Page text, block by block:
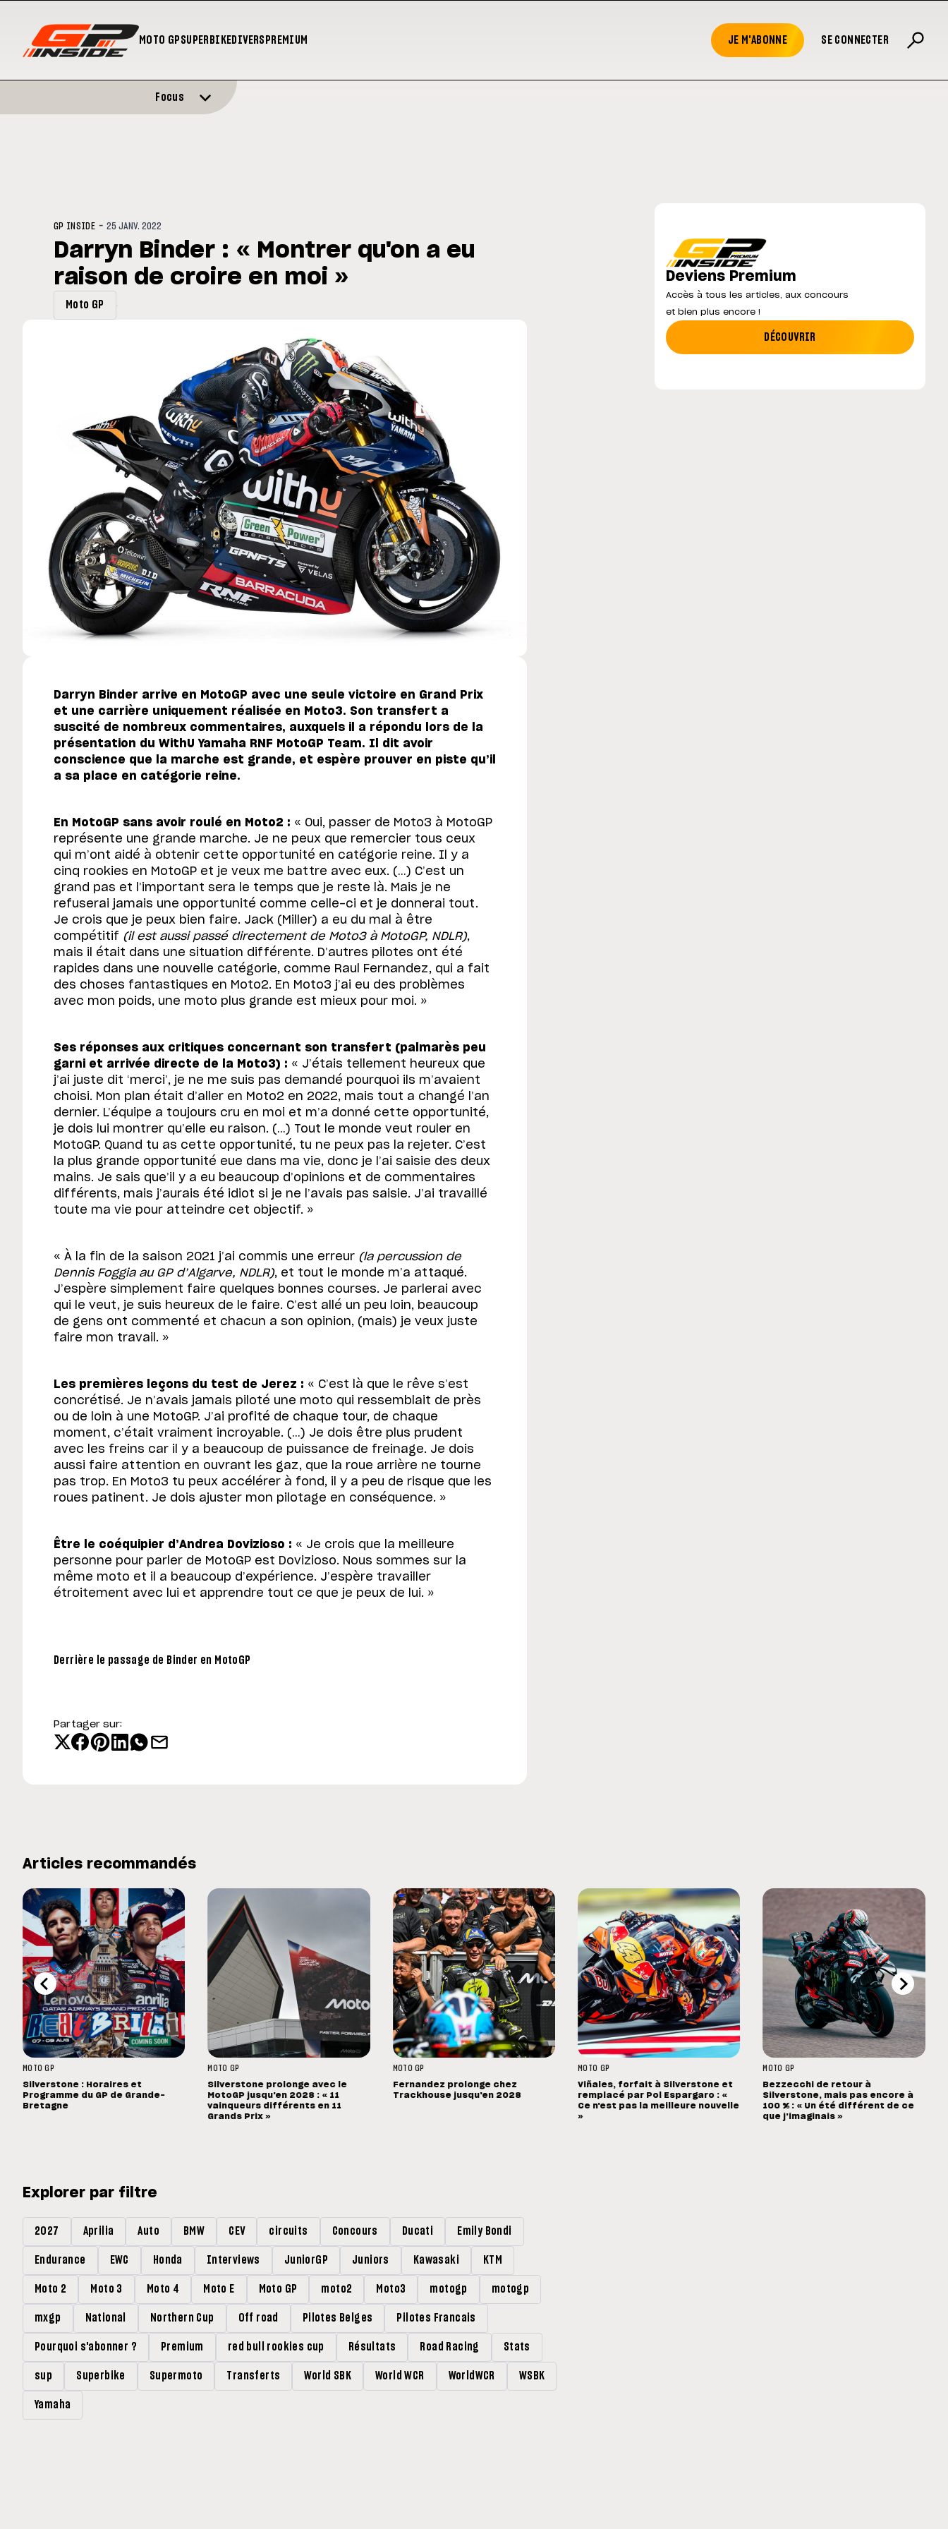
MOTO GPSUPERBIKEDIVERS PREMIUM JE M'ABONNE SE CONNECTER
Silverstone : Horaires et Programme du GP de
Grande-Bretagne
Zarco évite l'opération et vise un retour en
MotoGP : les cinq constructeurs signent un
Focus
GP INSIDE -25 JANV. 2022
Darryn Binder : « Montrer qu'on a eu
raison de croire en moi »
Moto GP
Darryn Binder arrive en MotoGP avec une seule victoire en Grand Prix
et une carrière uniquement réalisée en Moto3. Son transfert a
suscité de nombreux commentaires, auxquels il a répondu lors de la
présentation du WithU Yamaha RNF MotoGP Team. Il dit avoir
conscience que la marche est grande, et espère prouver en piste qu’il
a sa place en catégorie reine.
En MotoGP sans avoir roulé en Moto2 : « Oui, passer de Moto3 à MotoGP
représente une grande marche. Je ne peux que remercier tous ceux
qui m’ont aidé à obtenir cette opportunité en catégorie reine. Il y a
cinq rookies en MotoGP et je veux me battre avec eux. (…) C’est un
grand pas et l’important sera le temps que je reste là. Mais je ne
refuserai jamais une opportunité comme celle-ci et je donnerai tout.
Je crois que je peux bien faire. Jack (Miller) a eu du mal à être
compétitif (il est aussi passé directement de Moto3 à MotoGP, NDLR),
mais il était dans une situation différente. D’autres pilotes ont été
rapides dans une nouvelle catégorie, comme Raul Fernandez, qui a fait
des choses fantastiques en Moto2. En Moto3 j’ai eu des problèmes
avec mon poids, une moto plus grande est mieux pour moi. »
Ses réponses aux critiques concernant son transfert (palmarès peu
garni et arrivée directe de la Moto3) : « J’étais tellement heureux que
j’ai juste dit ‘merci’, je ne me suis pas demandé pourquoi ils m’avaient
choisi. Mon plan était d’aller en Moto2 en 2022, mais tout a changé l’an
dernier. L’équipe a toujours cru en moi et m’a donné cette opportunité,
je dois lui montrer qu’elle eu raison. (…) Tout le monde veut rouler en
MotoGP. Quand tu as cette opportunité, tu ne peux pas la rejeter. C’est
la plus grande opportunité eue dans ma vie, donc je l’ai saisie des deux
mains. Je sais que’il y a eu beaucoup d’opinions et de commentaires
différents, mais j’aurais été idiot si je ne l’avais pas saisie. J’ai travaillé
toute ma vie pour atteindre cet objectif. »
« À la fin de la saison 2021 j’ai commis une erreur (la percussion de
Dennis Foggia au GP d’Algarve, NDLR), et tout le monde m’a attaqué.
J’espère simplement faire quelques bonnes courses. Je parlerai avec
qui le veut, je suis heureux de le faire. C’est allé un peu loin, beaucoup
de gens ont commenté et chacun a son opinion, (mais) je veux juste
faire mon travail. »
Les premières leçons du test de Jerez : « C’est là que le rêve s’est
concrétisé. Je n’avais jamais piloté une moto qui ressemblait de près
ou de loin à une MotoGP. J’ai profité de chaque tour, de chaque
moment, c’était vraiment incroyable. (…) Je dois être plus prudent
avec les freins car il y a beaucoup de puissance de freinage. Je dois
aussi faire attention en ouvrant les gaz, que la roue arrière ne tourne
pas trop. En Moto3 tu peux accélérer à fond, il y a peu de risque que les
roues patinent. Je dois ajuster mon pilotage en conséquence. »
Être le coéquipier d’Andrea Dovizioso : « Je crois que la meilleure
personne pour parler de MotoGP est Dovizioso. Nous sommes sur la
même moto et il a beaucoup d’expérience. J’espère travailler
étroitement avec lui et apprendre tout ce que je peux de lui. »
Derrière le passage de Binder en MotoGP
Partager sur:
Deviens Premium
Accès à tous les articles, aux concours
et bien plus encore !
DÉCOUVRIR
Articles recommandés
MOTO GP
Silverstone : Horaires et
Programme du GP de Grande-
Bretagne
MOTO GP
Silverstone prolonge avec le
MotoGP jusqu'en 2028 : « 11
vainqueurs différents en 11
Grands Prix »
MOTO GP
Fernandez prolonge chez
Trackhouse jusqu'en 2028
MOTO GP
Viñales, forfait à Silverstone et
remplacé par Pol Espargaro : «
Ce n'est pas la meilleure nouvelle
»
MOTO GP
Bezzecchi de retour à
Silverstone, mais pas encore à
100 % : « Un été différent de ce
que j'imaginais »
Explorer par filtre
2027 Aprilia Auto BMW CEV circuits Concours Ducati Emily Bondi
Endurance EWC Honda Interviews JuniorGP Juniors Kawasaki KTM
Moto 2 Moto 3 Moto 4 Moto E Moto GP moto2 Moto3 motogp motogp
mxgp National Northern Cup Off road Pilotes Belges Pilotes Francais
Pourquoi s'abonner ? Premium red bull rookies cup Résultats Road Racing Stats
sup Superbike Supermoto Transferts World SBK World WCR WorldWCR WSBK
Yamaha